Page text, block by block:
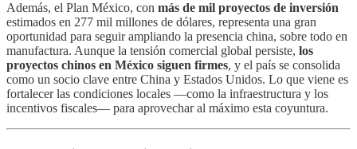
Además, el Plan México, con más de mil proyectos de inversión
estimados en 277 mil millones de dólares, representa una gran
oportunidad para seguir ampliando la presencia china, sobre todo en
manufactura. Aunque la tensión comercial global persiste, los
proyectos chinos en México siguen firmes, y el país se consolida
como un socio clave entre China y Estados Unidos. Lo que viene es
fortalecer las condiciones locales —como la infraestructura y los
incentivos fiscales— para aprovechar al máximo esta coyuntura.